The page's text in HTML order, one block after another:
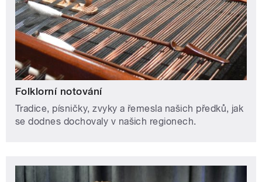
Folklorní notování
Tradice, písničky, zvyky a řemesla našich předků, jak
se dodnes dochovaly v našich regionech.